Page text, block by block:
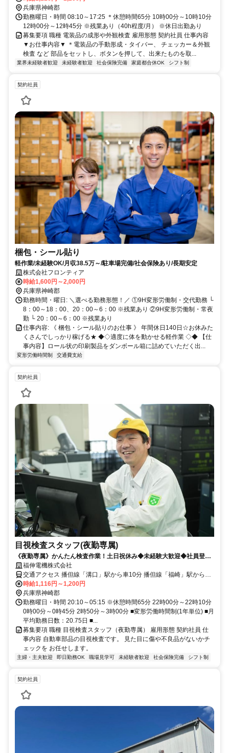
兵庫県神崎郡
勤務曜日・時間 08:10～17:25 ＊休憩時間65分 10時00分～10時10分
12時00分～12時45分 ※残業あり（40h程度/月） ※休日出勤あり
募集要項 職種 電装品の成形や外観検査 雇用形態 契約社員 仕事内容
▼お仕事内容▼ ＊電装品の手動形成・タイバー、 チェッカー＆外観
検査 など 部品をセットし、ボタンを押して、出来たものを取...
業界未経験者歓迎 未経験者歓迎 社会保険完備 家庭都合休OK シフト制
契約社員
梱包・シール貼り
軽作業/未経験OK/月収38.5万～/駐車場完備/社会保険あり/長期安定
株式会社フロンティア
時給1,600円～2,000円
兵庫県神崎郡
勤務時間・曜日: ＼選べる勤務形態！／ ①9H変形労働制・交代勤務 └
8：00～18：00、20：00～6：00 ※残業あり ②9H変形労働制・常夜
勤 └ 20：00～6：00 ※残業あり
仕事内容: 《 梱包・シール貼りのお仕事 》 年間休日140日☆お休みた
くさんでしっかり稼げる★ ◆◇適度に体を動かせる軽作業 ◇◆ 【仕
事内容】ロール状の印刷製品をダンボール箱に詰めていただく出...
変形労働時間制 交通費支給
契約社員
目視検査スタッフ(夜勤専属)
《夜勤専属》かんたん検査作業！土日祝休み◆未経験大歓迎◆社員登用
あり福伸電機株式会社
交通アクセス 播但線「溝口」駅から車10分 播但線「福崎」駅から車
16分 播但線「香呂」駅から車16分
時給1,116円～1,200円
兵庫県神崎郡
勤務曜日・時間 20:10～05:15 ※休憩時間65分 22時00分～22時10分
0時00分～0時45分 2時50分～3時00分 ■変形労働時間制(1年単位) ■月
平均勤務日数：20.75日 ■...
募集要項 職種 目視検査スタッフ（夜勤専属） 雇用形態 契約社員 仕
事内容 自動車部品の目視検査です。 見た目に傷や不良品がないかチ
ェックを お任せします。
主婦・主夫歓迎 即日勤務OK 職場見学可 未経験者歓迎 社会保険完備 シフト制
契約社員